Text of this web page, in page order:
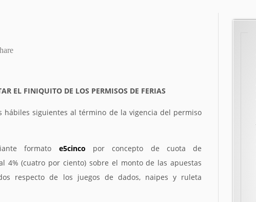
EL FINIQUITO DE LOS PERMISOS DE FERIAS
hábiles siguientes al término de la vigencia del permiso
formato e5cinco por concepto de cuota de
4% (cuatro por ciento) sobre el monto de las apuestas
respecto de los juegos de dados, naipes y ruleta